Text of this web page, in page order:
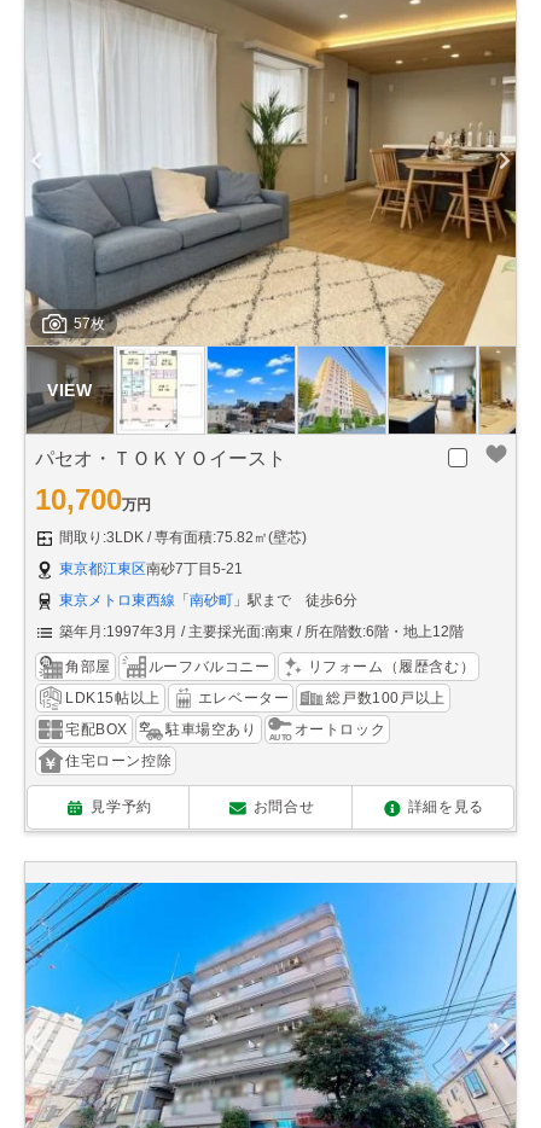
57枚
パセオ・ＴＯＫＹＯイースト
10,700万円
間取り:3LDK
専有面積:75.82㎡(壁芯)
東京都江東区南砂7丁目5-21
東京メトロ東西線 「 南砂町 」駅まで 徒歩6分
築年月:1997年3月
主要採光面:南東 所在階数:6階・地上12階
角部屋 ルーフバルコニー
リフォーム（履歴含む）
LDK15帖以上
エレベーター
総戸数100戸以上
宅配BOX
駐車場空あり
オートロック
住宅ローン控除
見学予約 お問合せ 詳細を見る